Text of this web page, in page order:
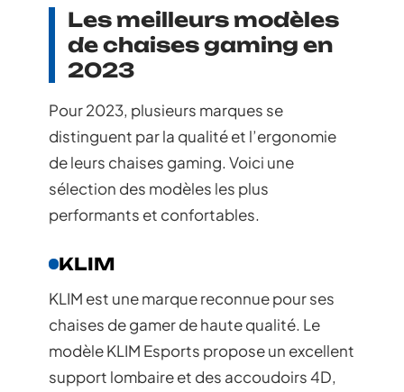
Les meilleurs modèles
de chaises gaming en
2023
Pour 2023, plusieurs marques se
distinguent par la qualité et l’ergonomie
de leurs chaises gaming. Voici une
sélection des modèles les plus
performants et confortables.
KLIM
KLIM est une marque reconnue pour ses
chaises de gamer de haute qualité. Le
modèle KLIM Esports propose un excellent
support lombaire et des accoudoirs 4D,